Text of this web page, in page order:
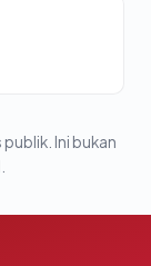
Ini bukan